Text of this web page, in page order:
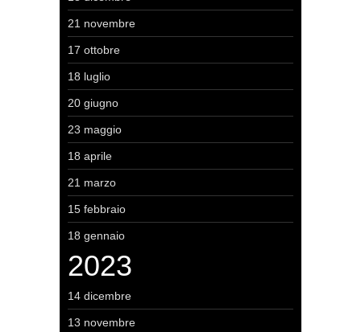
21 novembre
17 ottobre
18 luglio
20 giugno
23 maggio
18 aprile
21 marzo
15 febbraio
18 gennaio
2023
14 dicembre
13 novembre